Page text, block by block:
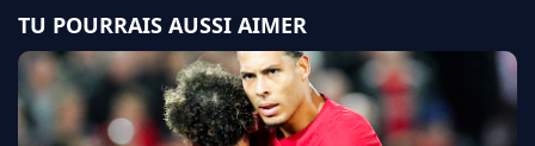
TU POURRAIS AUSSI AIMER